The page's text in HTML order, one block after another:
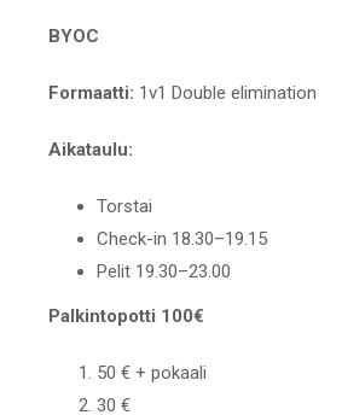
BYOC
Formaatti: 1v1 Double elimination
Aikataulu:
Torstai
Check-in 18.30–19.15
Pelit 19.30–23.00
Palkintopotti 100€
50 € + pokaali
30 €